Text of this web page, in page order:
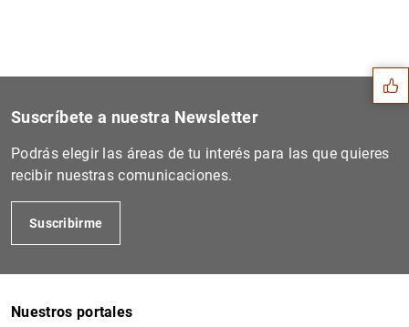
Sugerencias
Suscríbete a nuestra Newsletter
Podrás elegir las áreas de tu interés para las que quieres
recibir nuestras comunicaciones.
Suscribirme
Nuestros portales